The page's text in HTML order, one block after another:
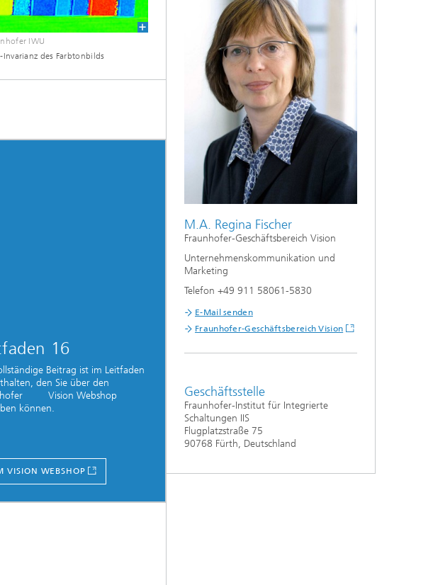
IWU
Invarianz des Farbtonbilds
16
Beitrag ist im Leitfaden
den Sie über den
Vision Webshop
können.
VISION WEBSHOP
M.A. Regina Fischer
Fraunhofer-Geschäftsbereich Vision
Unternehmenskommunikation und
Marketing
Telefon +49 911 58061-5830
E-Mail senden
Fraunhofer-Geschäftsbereich Vision
Geschäftsstelle
Fraunhofer-Institut für Integrierte
Schaltungen IIS
Flugplatzstraße 75
90768 Fürth, Deutschland